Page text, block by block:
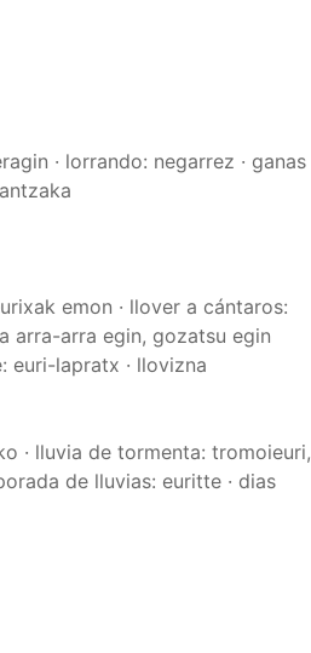
· lorrando: negarrez · ganas
emon · llover a cántaros:
arra-arra egin, gozatsu egin
euri-lapratx · llovizna
· lluvia de tormenta: tromoieuri,
de lluvias: euritte · dias